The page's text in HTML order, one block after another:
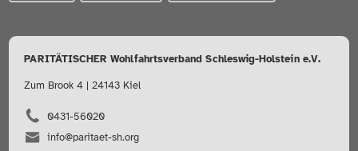
PARITÄTISCHER Wohlfahrtsverband Schleswig-Holstein e.V.
Zum Brook 4 | 24143 Kiel
0431-56020
info@paritaet-sh.org